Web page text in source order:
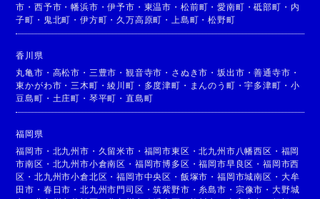
市 ・西予市 ・幡浜市 ・伊予市 ・ 東温市 ・ 松前町 ・愛南町 ・砥部町 ・ 内
子町 ・ 鬼北町 ・伊方町 ・ 久万高原町 ・ 上島町 ・松野町
香川県
丸亀市 ・ 高松市 ・ 三豊市 ・観音寺市 ・ さぬき市 ・坂出市 ・善通寺市 ・
東かがわ市 ・ 三木町 ・綾川町 ・ 多度津町 ・ まんのう町 ・宇多津町 ・ 小
豆島町 ・ 土庄町 ・ 琴平町 ・直島町
福岡県
福岡市 ・ 北九州市 ・ 久留米市 ・ 福岡市東区 ・北九州市八幡西区 ・ 福岡
市南区 ・ 北九州市小倉南区 ・ 福岡市博多区 ・福岡市早良区 ・福岡市西
区 ・北九州市小倉北区 ・福岡市中央区 ・ 飯塚市 ・福岡市城南区 ・ 大牟
田市 ・ 春日市 ・北九州市門司区 ・筑紫野市 ・ 糸島市 ・ 宗像市 ・ 大野城